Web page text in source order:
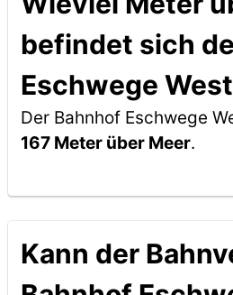
befindet sich
Eschwege
Der Bahnhof Eschwege
167 Meter über Meer.
Kann der